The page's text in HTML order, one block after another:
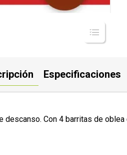
Especificaciones
Con 4 barritas de